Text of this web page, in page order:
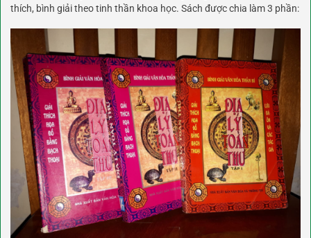
thích, bình giải theo tinh thần khoa học. Sách được chia làm 3 phần: